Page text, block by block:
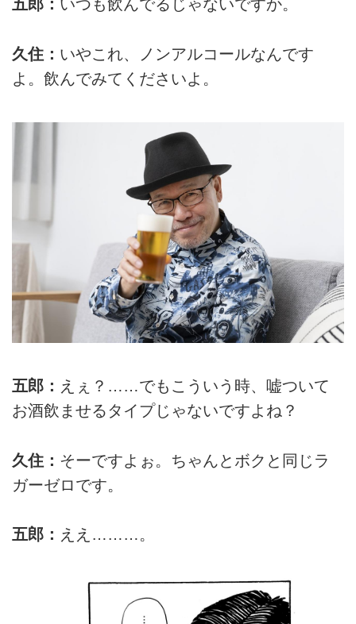
五郎： いつも飲んでるじゃないですか。
久住： いやこれ、ノンアルコールなんです
よ。飲んでみてくださいよ。
五郎： えぇ？……でもこういう時、嘘ついて
お酒飲ませるタイプじゃないですよね？
久住： そーですよぉ。ちゃんとボクと同じラ
ガーゼロです。
五郎： ええ………。